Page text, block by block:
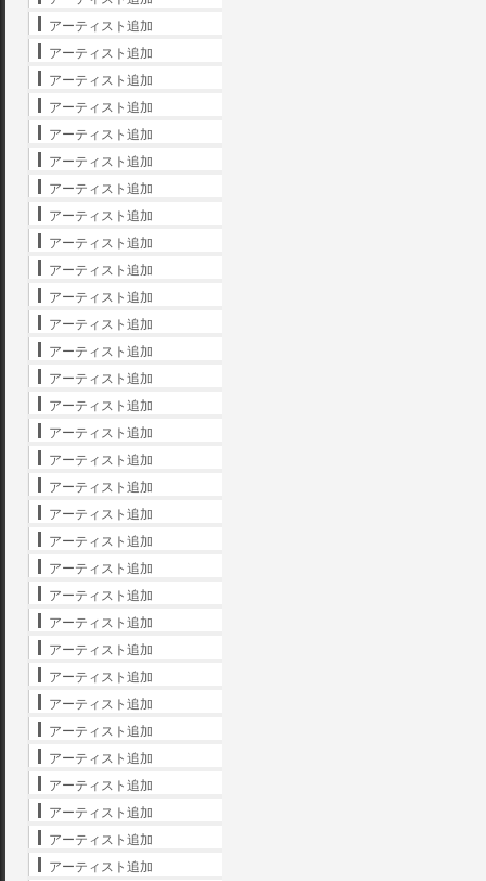
アーティスト追加
アーティスト追加
アーティスト追加
アーティスト追加
アーティスト追加
アーティスト追加
アーティスト追加
アーティスト追加
アーティスト追加
アーティスト追加
アーティスト追加
アーティスト追加
アーティスト追加
アーティスト追加
アーティスト追加
アーティスト追加
アーティスト追加
アーティスト追加
アーティスト追加
アーティスト追加
アーティスト追加
アーティスト追加
アーティスト追加
アーティスト追加
アーティスト追加
アーティスト追加
アーティスト追加
アーティスト追加
アーティスト追加
アーティスト追加
アーティスト追加
アーティスト追加